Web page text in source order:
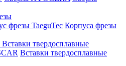
фрезы TaeguTec Корпуса фрезы
Вставки твердосплавные
Вставки твердосплавные